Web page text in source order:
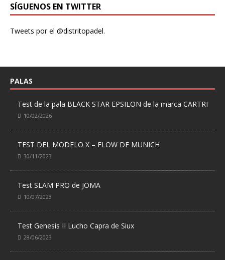
SÍGUENOS EN TWITTER
Tweets por el @distritopadel.
PALAS
Test de la pala BLACK STAR EPSILON de la marca CARTRI
10/02/2026
TEST DEL MODELO X – FLOW DE MUNICH
30/11/2023
Test SLAM PRO de JOMA
10/07/2023
Test Genesis II Lucho Capra de Siux
28/06/2023